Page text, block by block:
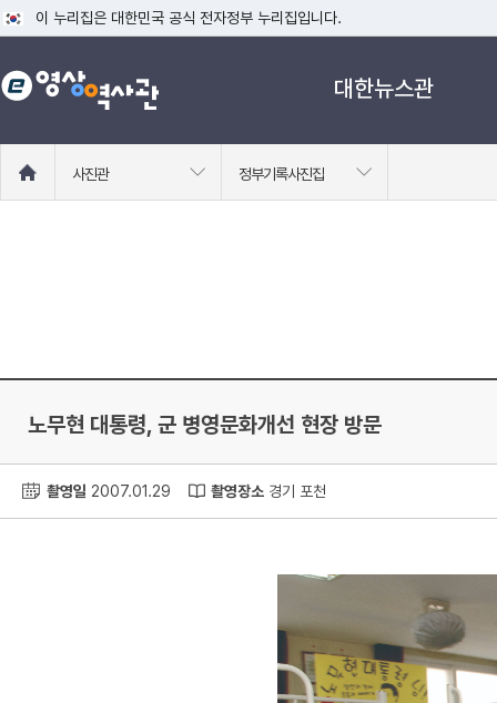
이 누리집은 대한민국 공식 전자정부 누리집입니다.
공식 누리집 주소 확인하기
go.kr 주소를 사용하는 누리집은 대한민국 정부기관이 관리하는 누리집입니
대한뉴스관
로
사진관 정부기록사진집
노무현 대통령, 군 병영문화개선 현장 방문
촬영일 2007.01.29 촬영장소 경기 포천